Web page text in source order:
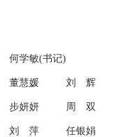
何学敏(书记)
董慧媛 刘 辉
步妍妍 周 双
刘 萍 任银娟